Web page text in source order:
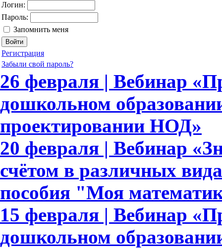
Логин:
Пароль:
Запомнить меня
Регистрация
Забыли свой пароль?
26 февраля | Вебинар
дошкольном
проектировании НОД»
20 февраля | Вебинар
счётом в различных
пособия "Моя
15 февраля | Вебинар
дошкольном